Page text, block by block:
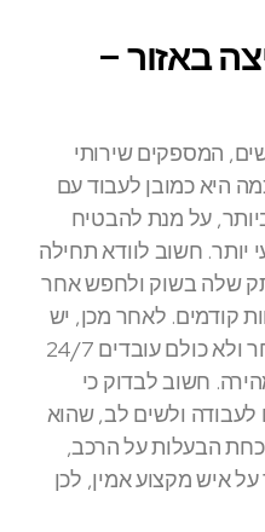
באזור –
המספקים שירותי
היא כמובן לעבוד עם
על מנת להבטיח
יותר. חשוב לוודא תחילה
שלה בשוק ולחפש אחר
קודמים. לאחר מכן, יש
לוודא את הזמינות שלה, מאחר ולא כולם עובדים 24/7
חשוב לבדוק כי
לעבודה ולשים לב, שהוא
הבעלות על הרכב,
איש מקצוע אמין, לכן